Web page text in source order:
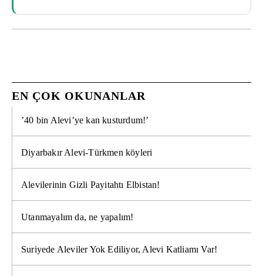
EN ÇOK OKUNANLAR
’40 bin Alevi’ye kan kusturdum!’
Diyarbakır Alevi-Türkmen köyleri
Alevilerinin Gizli Payitahtı Elbistan!
Utanmayalım da, ne yapalım!
Suriyede Aleviler Yok Ediliyor, Alevi Katliamı Var!